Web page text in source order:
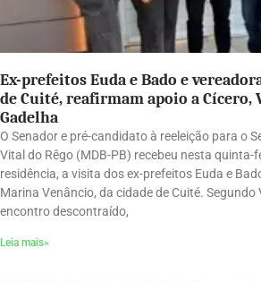
Ex-prefeitos Euda e Bado e
de Cuité, reafirmam apoio a Cícero,
Gadelha
O Senador e pré-candidato à reeleição para o
Vital do Rêgo (MDB-PB) recebeu nesta quinta-
residência, a visita dos ex-prefeitos Euda e
Marina Venâncio, da cidade de Cuité. Segundo
encontro descontraído,
Leia mais»